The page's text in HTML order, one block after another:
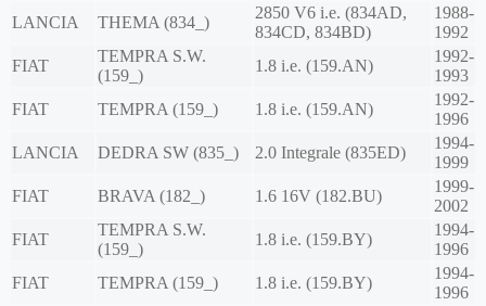
LANCIA
THEMA (834_)
2850 V6 i.e. (834AD,
834CD, 834BD)
1988-
1992
FIAT
TEMPRA S.W.
(159_)
1.8 i.e. (159.AN)
1992-
1993
FIAT
TEMPRA (159_) 1.8 i.e. (159.AN)
1992-
1996
LANCIA
DEDRA SW (835_) 2.0 Integrale (835ED)
1994-
1999
FIAT
BRAVA (182_) 1.6 16V (182.BU)
1999-
2002
FIAT
TEMPRA S.W.
(159_)
1.8 i.e. (159.BY)
1994-
1996
FIAT
TEMPRA (159_) 1.8 i.e. (159.BY)
1994-
1996